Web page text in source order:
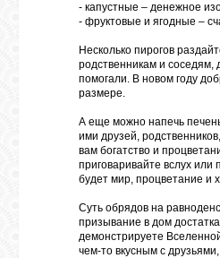
- капустные – денежное
- фруктовые и ягодные –
Несколько пирогов
родственникам и соседям,
помогали. В новом году
размере.
А еще можно напечь
ими друзей,
вам богатство и
приговаривайте вслух или
будет мир, процветание и
Суть обрядов на
призывание в дом
демонстрируете
чем-то вкусным с